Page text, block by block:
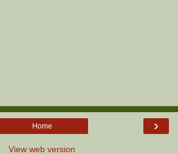
›
Home
View web version